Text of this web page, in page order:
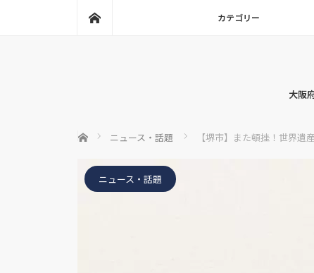
カテゴリー
大阪
ホーム ニュース・話題 【堺市】また頓挫！世界
ニュース・話題